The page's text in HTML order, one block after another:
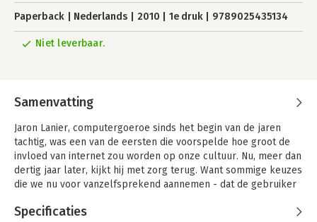
Paperback Nederlands 2010 1e druk 9789025435134
Niet leverbaar.
Samenvatting
Jaron Lanier, computergoeroe sinds het begin van de jaren
tachtig, was een van de eersten die voorspelde hoe groot de
invloed van internet zou worden op onze cultuur. Nu, meer dan
dertig jaar later, kijkt hij met zorg terug. Want sommige keuzes
die we nu voor vanzelfsprekend aannemen - dat de gebruiker
gemaakt toen de gevolgen niet waren te overzien. En nu zitten
Specificaties